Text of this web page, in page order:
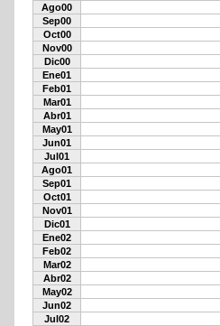
Ago00
Sep00
Oct00
Nov00
Dic00
Ene01
Feb01
Mar01
Abr01
May01
Jun01
Jul01
Ago01
Sep01
Oct01
Nov01
Dic01
Ene02
Feb02
Mar02
Abr02
May02
Jun02
Jul02